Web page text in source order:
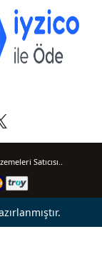
Satıcısı..